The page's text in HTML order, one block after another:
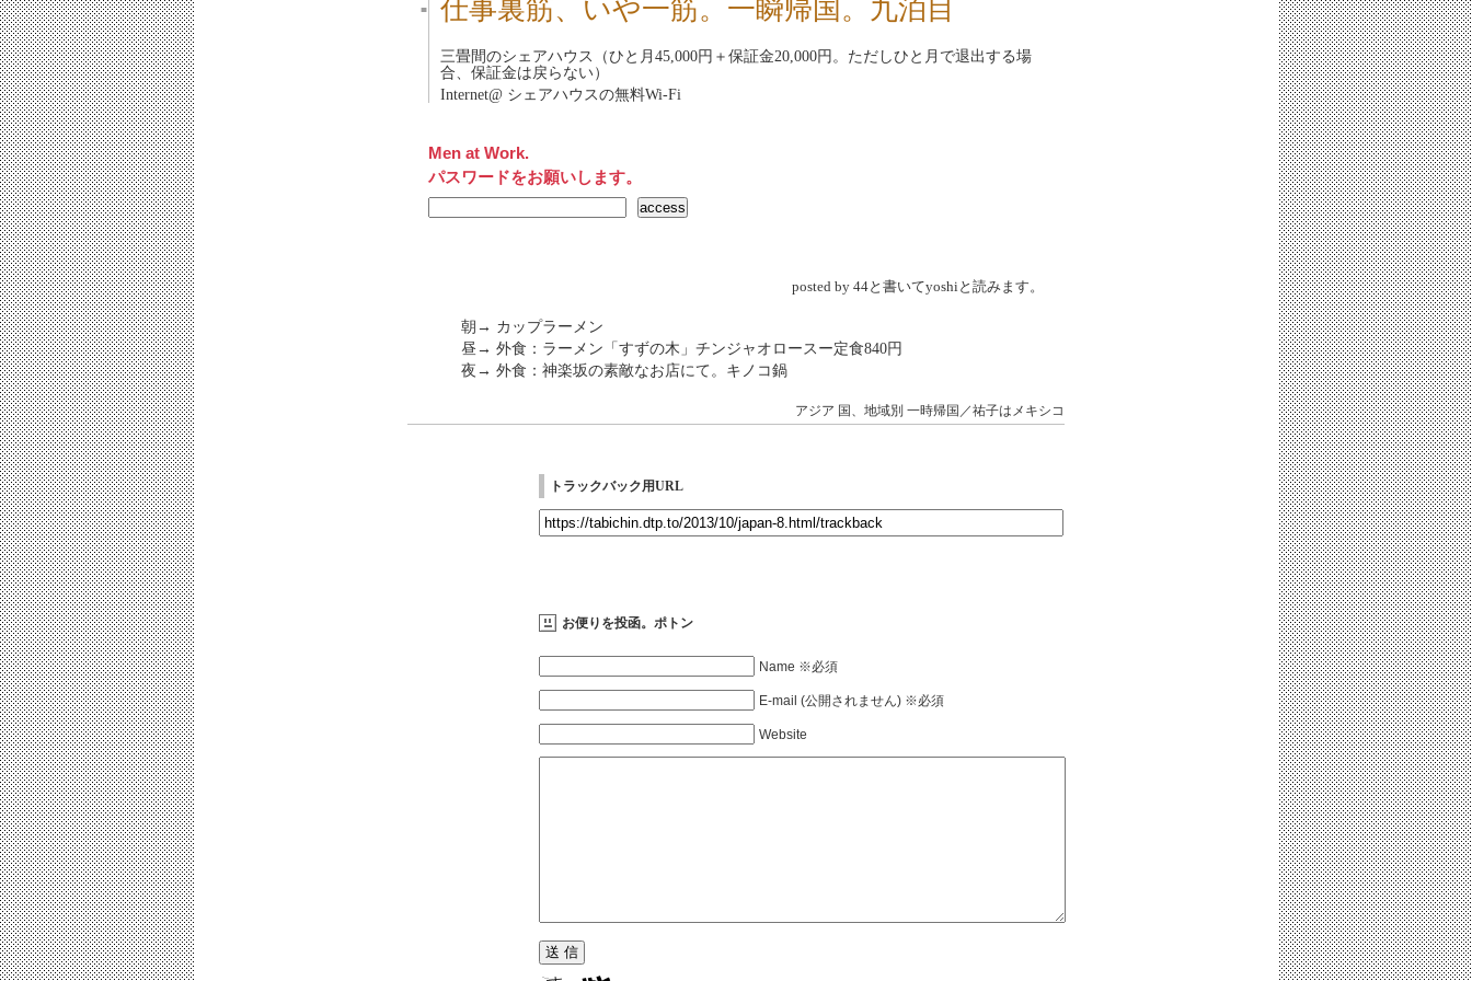
■ 仕事裏筋、いや一筋。一瞬帰国。九泊目
三畳間のシェアハウス（ひと月45,000円＋保証金20,000円。ただしひと月で退出する場
合、保証金は戻らない）
Internet@ シェアハウスの無料Wi-Fi
Men at Work.
パスワードをお願いします。
posted by 44と書いてyoshiと読みます。
朝→ カップラーメン
昼→ 外食：ラーメン「すずの木」チンジャオロースー定食840円
夜→ 外食：神楽坂の素敵なお店にて。キノコ鍋
アジア 国、地域別 一時帰国／祐子はメキシコ
トラックバック用URL
お便りを投函。ポトン
Name ※必須
E-mail (公開されません) ※必須
Website